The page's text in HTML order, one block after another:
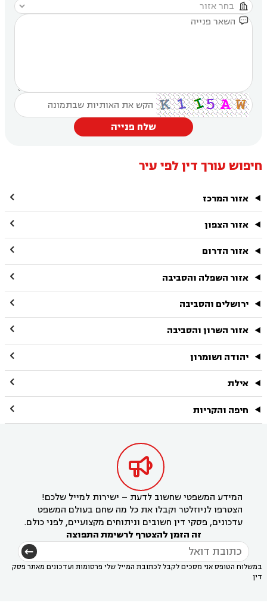


שלח פנייה
חיפוש עורך דין לפי עיר
אזור המרכז 
אזור הצפון 
אזור הדרום 
אזור השפלה והסביבה 
ירושלים והסביבה 
אזור השרון והסביבה 
יהודה ושומרון 
אילת 
חיפה והקריות 

המידע המשפטי שחשוב לדעת – ישירות למייל שלכם!
הצטרפו לניוזלטר וקבלו את כל מה שחם בעולם המשפט
עדכונים, פסקי דין חשובים וניתוחים מקצועיים, לפני כולם.
זה הזמן להצטרף לרשימת התפוצה
במשלוח הטופס אני מסכים לקבל לכתובת המייל שלי פרסומות ועדכונים מאתר פסק
דין